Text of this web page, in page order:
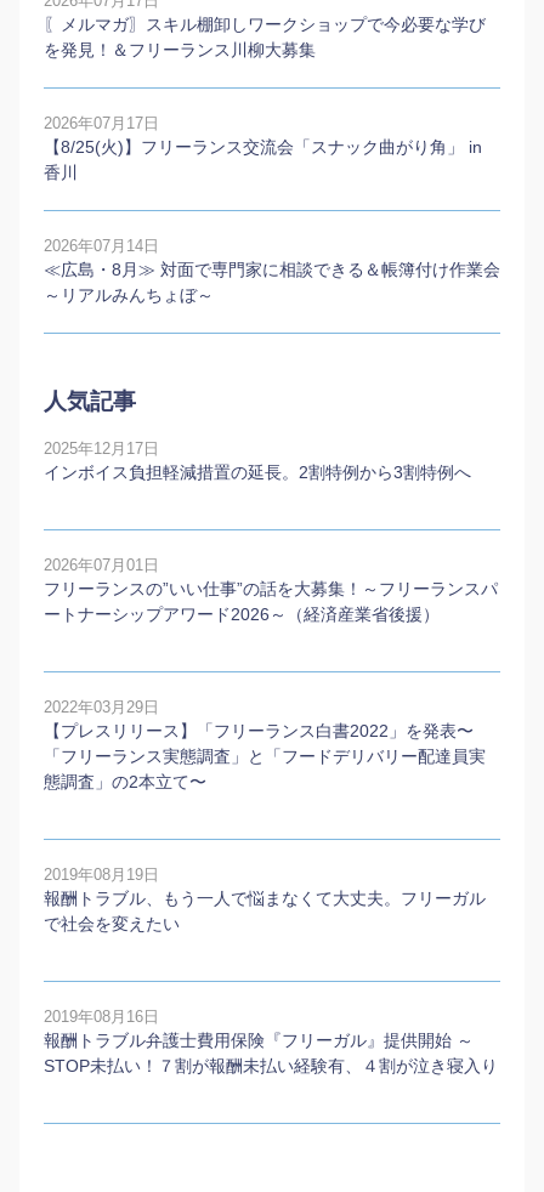
〖メルマガ〗スキル棚卸しワークショップで今必要な学び
を発見！＆フリーランス川柳大募集
2026年07月17日
【8/25(火)】フリーランス交流会「スナック曲がり角」 in
香川
2026年07月14日
≪広島・8月≫ 対面で専門家に相談できる＆帳簿付け作業会
～リアルみんちょぼ～
人気記事
2025年12月17日
インボイス負担軽減措置の延長。2割特例から3割特例へ
2026年07月01日
フリーランスの”いい仕事”の話を大募集！～フリーランスパ
ートナーシップアワード2026～（経済産業省後援）
2022年03月29日
【プレスリリース】「フリーランス白書2022」を発表〜
「フリーランス実態調査」と「フードデリバリー配達員実
態調査」の2本⽴て〜
2019年08月19日
報酬トラブル、もう一人で悩まなくて大丈夫。フリーガル
で社会を変えたい
2019年08月16日
報酬トラブル弁護士費用保険『フリーガル』提供開始 ～
STOP未払い！７割が報酬未払い経験有、４割が泣き寝入り